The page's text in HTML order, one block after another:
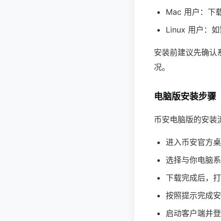
Mac 用户：下
Linux 用户：
安装前建议先确认
况。
电脑版安装步骤
币安电脑版的安装
进入币安官方
选择与你电脑
下载完成后，
按照提示完成
启动客户端并